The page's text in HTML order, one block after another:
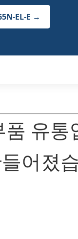
EL-E →
유
어졌